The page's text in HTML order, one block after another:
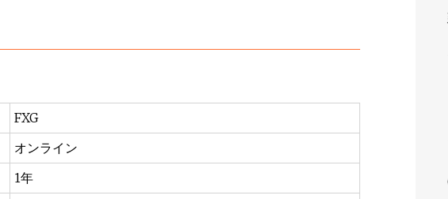
FXG
オンライン
1年